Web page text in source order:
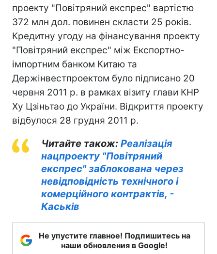
проекту "Повітряний експрес" вартістю
372 млн дол. повинен скласти 25 років.
Кредитну угоду на фінансування проекту
"Повітряний експрес" між Експортно-
імпортним банком Китаю та
Держінвестпроектом було підписано 20
червня 2011 р. в рамках візиту глави КНР
Ху Цзіньтао до України. Відкриття проекту
відбулося 28 грудня 2011 р.
Читайте також: Реалізація
нацпроекту "Повітряний
експрес" заблокована через
невідповідність технічного і
комерційного контрактів, -
Каськів
Не упустите главное! Подпишитесь на
наши обновления в Google!